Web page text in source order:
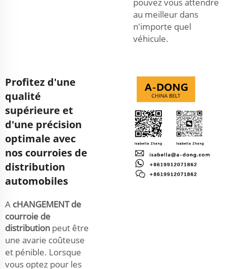
au meilleur dans
n'importe quel
véhicule.
Profitez d'une
qualité
supérieure et
d'une précision
optimale avec
nos courroies de
distribution
automobiles
A cHANGEMENT de
courroie de
distribution peut être
une avarie coûteuse
et pénible. Lorsque
vous optez pour les